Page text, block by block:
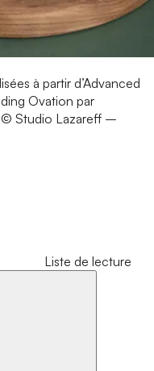
à partir d’Advanced
Ovation par
© Studio Lazareff –
Liste de lecture